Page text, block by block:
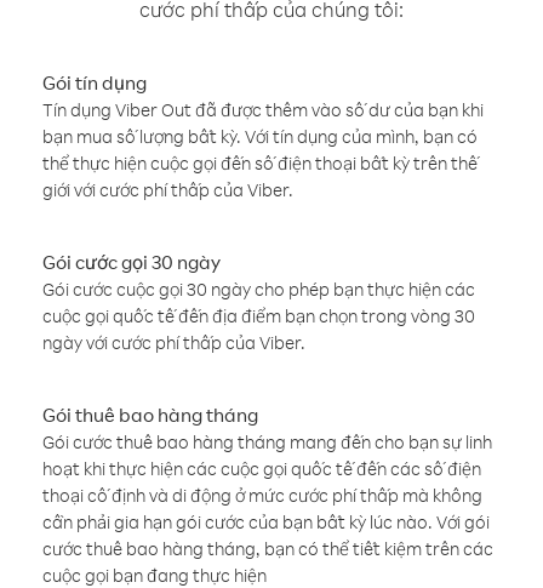
cước phí thấp của chúng tôi:
Gói tín dụng
Tín dụng Viber Out đã được thêm vào số dư của bạn khi
bạn mua số lượng bất kỳ. Với tín dụng của mình, bạn có
thể thực hiện cuộc gọi đến số điện thoại bất kỳ trên thế
giới với cước phí thấp của Viber.
Gói cước gọi 30 ngày
Gói cước cuộc gọi 30 ngày cho phép bạn thực hiện các
cuộc gọi quốc tế đến địa điểm bạn chọn trong vòng 30
ngày với cước phí thấp của Viber.
Gói thuê bao hàng tháng
Gói cước thuê bao hàng tháng mang đến cho bạn sự linh
hoạt khi thực hiện các cuộc gọi quốc tế đến các số điện
thoại cố định và di động ở mức cước phí thấp mà không
cần phải gia hạn gói cước của bạn bất kỳ lúc nào. Với gói
cước thuê bao hàng tháng, bạn có thể tiết kiệm trên các
cuộc gọi bạn đang thực hiện